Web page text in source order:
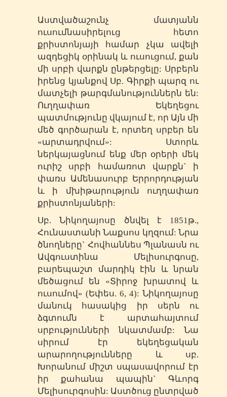
Աստվածաշունչ մատյանն
ուսումնասիրելուց հետո
քրիստոնյայի համար չկա ավելի
ազդեցիկ օրինակ և ուսուցում, քան
մի սրբի վարքն ընթերցելը: Սրբերն
իրենց կյանքով Սբ. Գիրքի պարզ ու
մատչելի թարգմանություններն են:
Ուղղափառ Եկեղեցու
պատմությունը վկայում է, որ Այն մի
մեծ գործարան է, որտեղ սրբեր են
«արտադրվում»: Ստորև
ներկայացնում ենք մեր օրերի մեկ
ուրիշ սրբի համառոտ վարքն` ի
փառս Ամենասուրբ Երրորդության
և ի մխիթարություն ուղղափառ
քրիստոնյաների:
Սբ. Նիկողայոսը ծնվել է 1851թ.,
Հունաստանի Նաքսոս կղզում: Նրա
ծնողները` Հովհաննես Պլանասն ու
Ավգուստինա Մելիսուրգոսը,
բարեպաշտ մարդիկ էին և նրան
մեծացում են «Տիրոջ խրատով և
ուսումով» (Եփես. 6, 4): Նիկողայոսը
մանուկ հասակից իր սերն ու
ձգտումն է արտահայտում
սրբությունների նկատմամբ: Նա
սիրում էր եկեղեցական
արարողությունները և սբ.
Խորանում միշտ սպասավորում էր
իր քահանա պապին` Գևորգ
Մելիսուրգոսին: Աստծուց ընտրված